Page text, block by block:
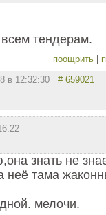
тендерам.
поощрить
в 12:32:30 # 659021
знать не
неё тама
мелочи.